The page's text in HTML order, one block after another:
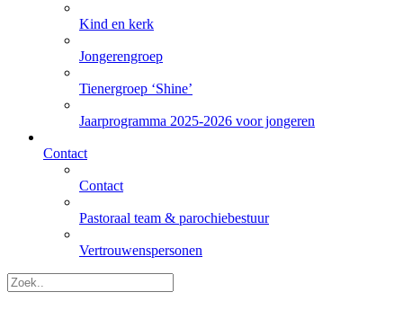
Kind en kerk
Jongerengroep
Tienergroep ‘Shine’
Jaarprogramma 2025-2026 voor jongeren
Contact
Contact
Pastoraal team & parochiebestuur
Vertrouwenspersonen